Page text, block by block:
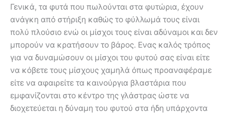
Γενικά, τα φυτά που πωλούνται στα φυτώρια, έχουν
ανάγκη από στήριξη καθώς το φύλλωμά τους είναι
πολύ πλούσιο ενώ οι μίσχοι τους είναι αδύναμοι και δεν
μπορούν να κρατήσουν το βάρος. Ενας καλός τρόπος
για να δυναμώσουν οι μίσχοι του φυτού σας είναι είτε
να κόβετε τους μίσχους χαμηλά όπως προαναφέραμε
είτε να αφαιρείτε τα καινούργια βλαστάρια που
εμφανίζονται στο κέντρο της γλάστρας ώστε να
διοχετεύεται η δύναμη του φυτού στα ήδη υπάρχοντα